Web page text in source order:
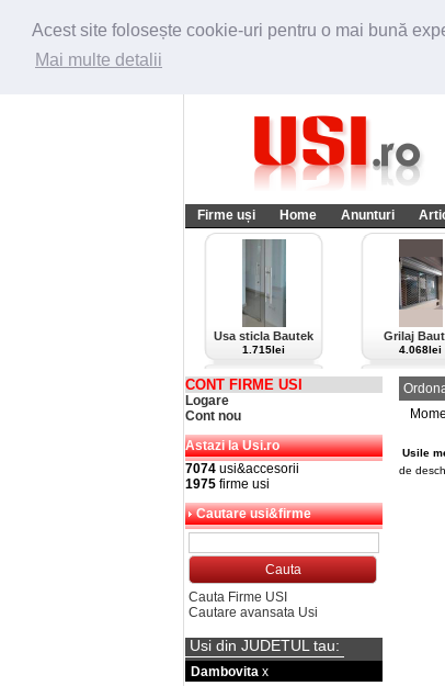
Acest site folosește cookie-uri pentru o mai bună
Mai multe detalii
Firme uși Home Anunturi
Usa sticla Bautek
1.715lei
Grilaj
4.068lei
CONT FIRME USI
Logare
Cont nou
Astazi la Usi.ro
7074 usi&accesorii
1975 firme usi
Cautare usi&firme
Cauta Firme USI
Cautare avansata Usi
Usi din JUDETUL tau:
Dambovita x
Usile
de